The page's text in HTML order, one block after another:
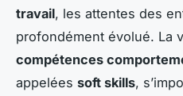
travail, les attentes des
profondément évolué. La
compétences
appelées soft skills,